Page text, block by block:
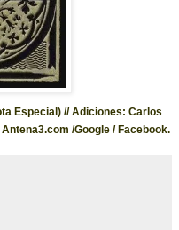
Especial) // Adiciones: Carlos
/Google / Facebook.